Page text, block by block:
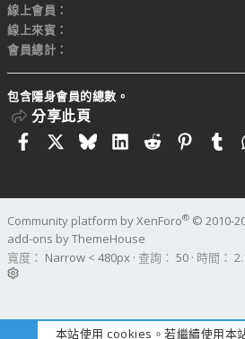
線上會員
線上來賓
會員總計
包含隱身會員的總數。
分享此頁
FacebookBlueskyLinkedIn
Reddit
Community platform by XenForo® © 2010-
add-ons by ThemeHouse
寬度
查詢 50 時間
本站使用 cookies。若繼續使用本